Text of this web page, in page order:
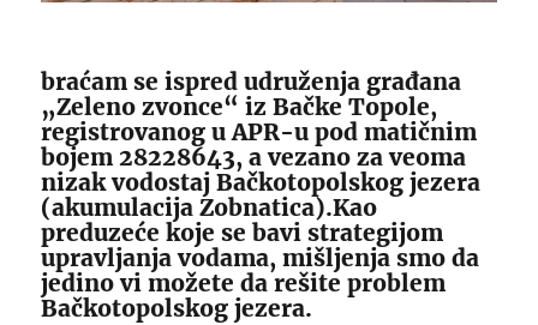
braćam se ispred udruženja građana
„Zeleno zvonce“ iz Bačke Topole,
registrovanog u APR-u pod matičnim
bojem 28228643, a vezano za veoma
nizak vodostaj Bačkotopolskog jezera
(akumulacija Zobnatica).Kao
preduzeće koje se bavi strategijom
upravljanja vodama, mišljenja smo da
jedino vi možete da rešite problem
Bačkotopolskog jezera.